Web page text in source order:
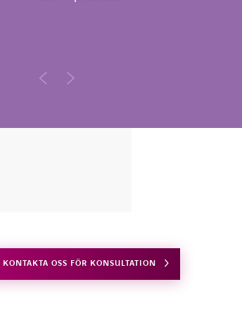
KONTAKTA OSS FÖR KONSULTATION